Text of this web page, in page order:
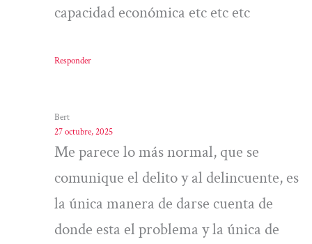
capacidad económica etc etc etc
Responder
Bert
27 octubre, 2025
Me parece lo más normal, que se
comunique el delito y al delincuente, es
la única manera de darse cuenta de
donde esta el problema y la única de